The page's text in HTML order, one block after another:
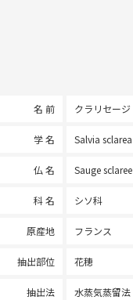
名 前 クラリセージ
学 名 Salvia sclarea
仏 名 Sauge sclaree
科 名 シソ科
原産地 フランス
抽出部位 花穂
抽出法 水蒸気蒸留法